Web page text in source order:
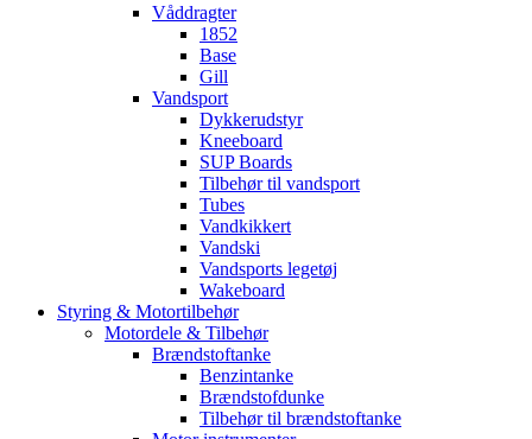
Våddragter
1852
Base
Gill
Vandsport
Dykkerudstyr
Kneeboard
SUP Boards
Tilbehør til vandsport
Tubes
Vandkikkert
Vandski
Vandsports legetøj
Wakeboard
Styring & Motortilbehør
Motordele & Tilbehør
Brændstoftanke
Benzintanke
Brændstofdunke
Tilbehør til brændstoftanke